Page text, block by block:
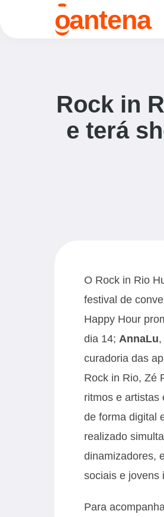
oantena
Rock in
e terá
O Rock in Rio
festival de
Happy Hour
dia 14; AnnaLu
curadoria das
Rock in Rio, Zé
ritmos e artistas
de forma digital
realizado
dinamizadores,
sociais e jovens
Para